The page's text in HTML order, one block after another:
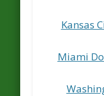
Kansas
Miami